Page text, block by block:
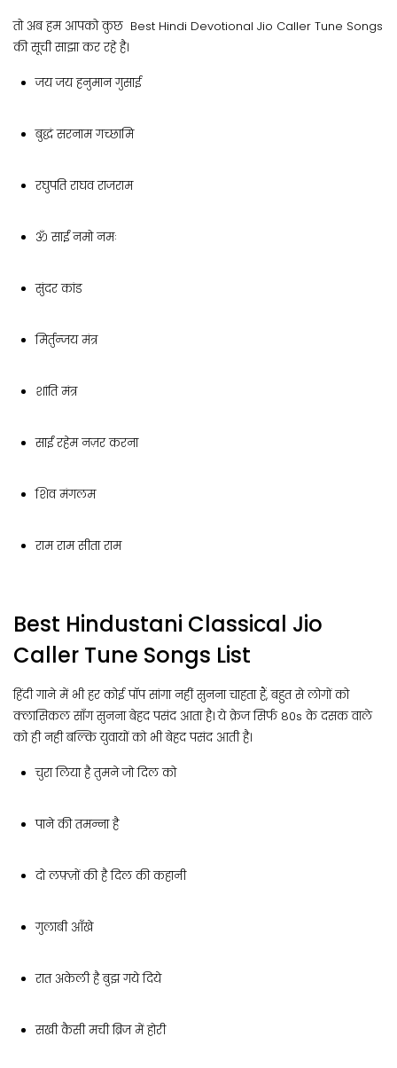
तो अब हम आपको कुछ Best Hindi Devotional Jio Caller Tune Songs
की सूची साझा कर रहे है।
जय जय हनुमान गुसाई
बुद्धं सरनाम गच्छामि
रघुपति राघव राजराम
ॐ साईं नमो नमः
सुंदर कांड
मिर्तुन्जय मंत्र
शांति मंत्र
साईं रहेम नज़र करना
शिव मंगलम
राम राम सीता राम
Best Hindustani Classical Jio
Caller Tune Songs List
हिंदी गाने में भी हर कोई पॉप सांगा नहीं सुनना चाहता हैं, बहुत से लोगों को
क्लासिकल सॉंग सुनना बेहद पसंद आता है। ये क्रेज सिर्फ 80s के दसक वाले
को ही नही बल्कि युवायों को भी बेहद पसंद आती है।
चुरा लिया है तुमने जो दिल को
पाने की तमन्ना है
दो लफ़्ज़ों की है दिल की कहानी
गुलाबी आँखे
रात अकेली है बुझ गये दिये
सखी कैसी मची ब्रिज में होरी